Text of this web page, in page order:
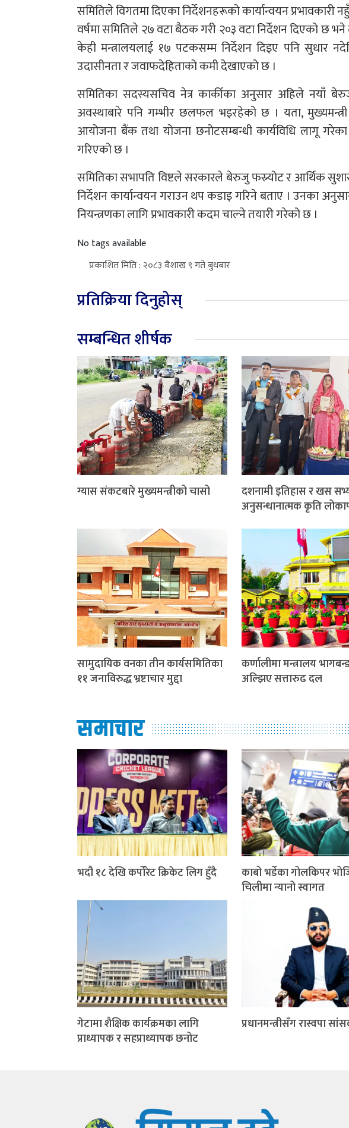
समितिले विगतमा दिएका निर्देशनहरूको कार्यान्वयन
वर्षमा समितिले २७ वटा बैठक गरी २०३ वटा निर्देशन दिएको छ
केही मन्त्रालयलाई १७ पटकसम्म निर्देशन दिइए पनि सुधार
उदासीनता र जवाफदेहिताको कमी देखाएको छ ।
समितिका सदस्यसचिव नेत्र कार्कीका अनुसार अहिले नयाँ
अवस्थाबारे पनि गम्भीर छलफल भइरहेको छ । यता,
आयोजना बैंक तथा योजना छनोटसम्बन्धी कार्यविधि लागू
गरिएको छ ।
समितिका सभापति विष्टले सरकारले बेरुजु फस्र्योट र आर्थिक
निर्देशन कार्यान्वयन गराउन थप कडाइ गरिने बताए । उनका
नियन्त्रणका लागि प्रभावकारी कदम चाल्ने तयारी गरेको छ ।
No tags available
प्रकाशित मिति : २०८३ वैशाख ९ गते बुधबार
प्रतिक्रिया दिनुहोस्
सम्बन्धित शीर्षक
ग्यास संकटबारे मुख्यमन्त्रीको चासो
दशनामी इतिहास र खस
अनुसन्धानात्मक कृति
सामुदायिक वनका तीन कार्यसमितिका
११ जनाविरुद्ध भ्रष्टाचार मुद्दा
कर्णालीमा मन्त्रालय
अल्झिए सत्तारुढ दल
समाचार
भदौ १८ देखि कर्पोरेट क्रिकेट लिग हुँदै
काबो भर्डेका गोलकिपर
चिलीमा न्यानो स्वागत
गेटामा शैक्षिक कार्यक्रमका लागि
प्राध्यापक र सहप्राध्यापक छनोट
प्रधानमन्त्रीसँग रास्वपा